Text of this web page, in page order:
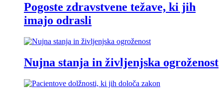
Pogoste zdravstvene težave, ki jih
imajo odrasli
Nujna stanja in življenjska ogroženost